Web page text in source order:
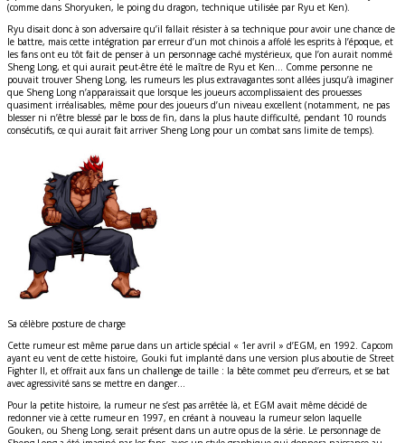
(comme dans Shoryuken, le poing du dragon, technique utilisée par Ryu et Ken).
Ryu disait donc à son adversaire qu’il fallait résister à sa technique pour avoir une chance de
le battre, mais cette intégration par erreur d’un mot chinois a affolé les esprits à l’époque, et
les fans ont eu tôt fait de penser à un personnage caché mystérieux, que l’on aurait nommé
Sheng Long, et qui aurait peut-être été le maître de Ryu et Ken… Comme personne ne
pouvait trouver Sheng Long, les rumeurs les plus extravagantes sont allées jusqu’à imaginer
que Sheng Long n’apparaissait que lorsque les joueurs accomplissaient des prouesses
quasiment irréalisables, même pour des joueurs d’un niveau excellent (notamment, ne pas
blesser ni n’être blessé par le boss de fin, dans la plus haute difficulté, pendant 10 rounds
consécutifs, ce qui aurait fait arriver Sheng Long pour un combat sans limite de temps).
Sa célèbre posture de charge
Cette rumeur est même parue dans un article spécial « 1er avril » d’EGM, en 1992. Capcom
ayant eu vent de cette histoire, Gouki fut implanté dans une version plus aboutie de Street
Fighter II, et offrait aux fans un challenge de taille : la bête commet peu d’erreurs, et se bat
avec agressivité sans se mettre en danger…
Pour la petite histoire, la rumeur ne s’est pas arrêtée là, et EGM avait même décidé de
redonner vie à cette rumeur en 1997, en créant à nouveau la rumeur selon laquelle
Gouken, ou Sheng Long, serait présent dans un autre opus de la série. Le personnage de